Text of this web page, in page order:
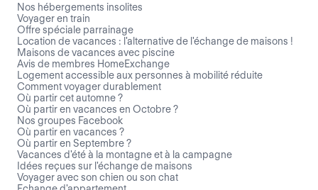
Nos hébergements insolites
Voyager en train
Offre spéciale parrainage
Location de vacances : l'alternative de l'échange de maisons !
Maisons de vacances avec piscine
Avis de membres HomeExchange
Logement accessible aux personnes à mobilité réduite
Comment voyager durablement
Où partir cet automne ?
Où partir en vacances en Octobre ?
Nos groupes Facebook
Où partir en vacances ?
Où partir en Septembre ?
Vacances d'été à la montagne et à la campagne
Idées reçues sur l'échange de maisons
Voyager avec son chien ou son chat